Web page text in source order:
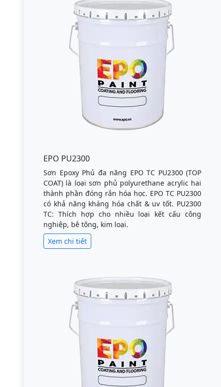
EPO PU2300
Sơn Epoxy Phủ đa năng EPO TC PU2300 (TOP
COAT) là loại sơn phủ polyurethane acrylic hai
thành phần đóng rắn hóa học. EPO TC PU2300
có khả năng kháng hóa chất & uv tốt. PU2300
TC: Thích hợp cho nhiều loại kết cấu công
nghiệp, bê tông, kim loại.
Xem chi tiết